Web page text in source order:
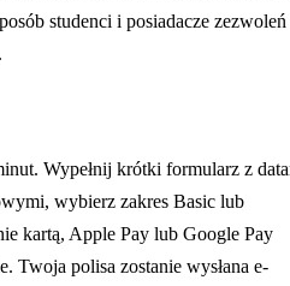
studenci i posiadacze zezwoleń
Wypełnij krótki formularz z
wybierz zakres Basic lub
kartą, Apple Pay lub Google Pay
Twoja polisa zostanie wysłana e-